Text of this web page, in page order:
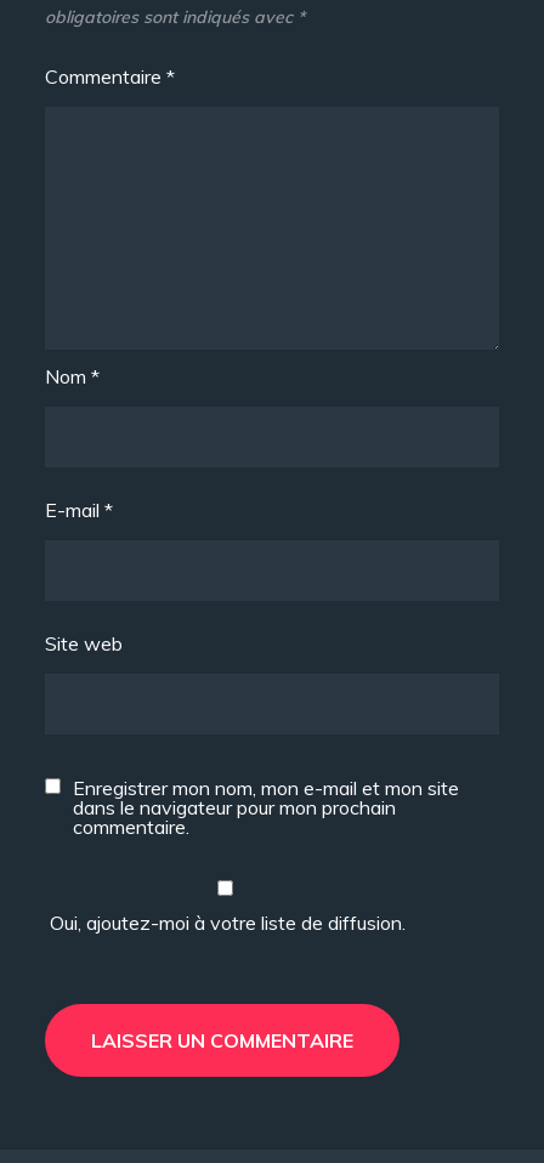
obligatoires sont indiqués avec *
Commentaire*
Nom*
E-mail*
Site web
Enregistrer mon nom, mon e-mail et mon site
dans le navigateur pour mon prochain
commentaire.
Oui, ajoutez-moi à votre liste de diffusion.